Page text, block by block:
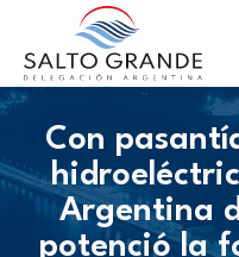
Con
Argentina
potenció la